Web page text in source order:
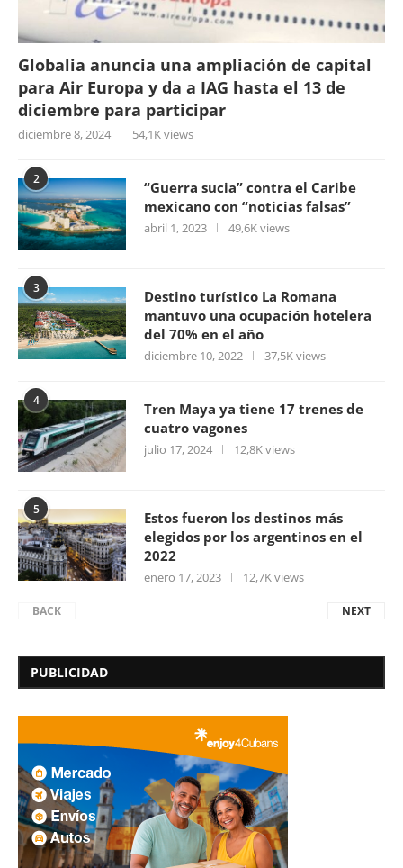
Globalia anuncia una ampliación de capital
para Air Europa y da a IAG hasta el 13 de
diciembre para participar
diciembre 8, 2024 54,1K views
2
“Guerra sucia” contra el Caribe
mexicano con “noticias falsas”
abril 1, 2023 49,6K views
3
Destino turístico La Romana
mantuvo una ocupación hotelera
del 70% en el año
diciembre 10, 2022 37,5K views
4
Tren Maya ya tiene 17 trenes de
cuatro vagones
julio 17, 2024 12,8K views
5
Estos fueron los destinos más
elegidos por los argentinos en el
2022
enero 17, 2023 12,7K views
BACK NEXT
PUBLICIDAD